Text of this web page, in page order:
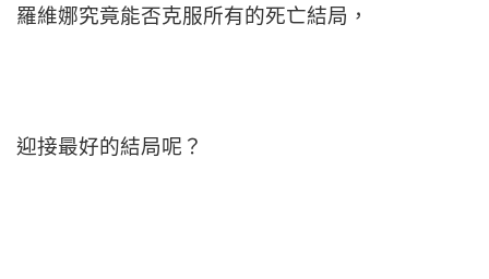
羅維娜究竟能否克服所有的死亡結局，
迎接最好的結局呢？